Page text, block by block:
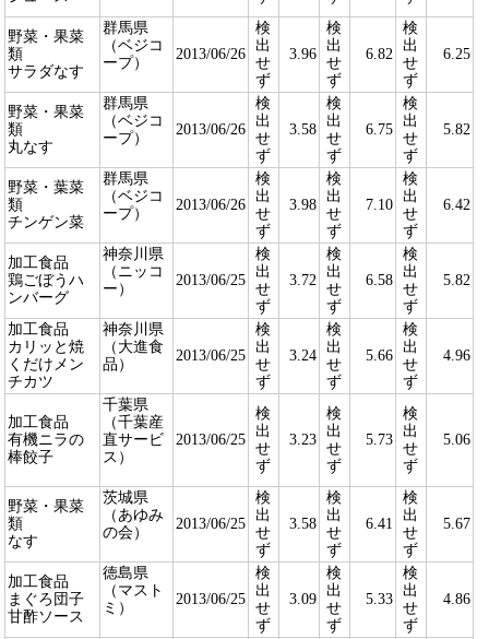
野菜・果菜
類
サラダなす
群馬県
（ベジコ
ープ）
2013/06/26
検
出
せ
ず
3.96
検
出
せ
ず
6.82
検
出
せ
ず
6.25
野菜・果菜
類
丸なす
群馬県
（ベジコ
ープ）
2013/06/26
検
出
せ
ず
3.58
検
出
せ
ず
6.75
検
出
せ
ず
5.82
野菜・葉菜
類
チンゲン菜
群馬県
（ベジコ
ープ）
2013/06/26
検
出
せ
ず
3.98
検
出
せ
ず
7.10
検
出
せ
ず
6.42
加工食品
鶏ごぼうハ
ンバーグ
神奈川県
（ニッコ
ー）
2013/06/25
検
出
せ
ず
3.72
検
出
せ
ず
6.58
検
出
せ
ず
5.82
加工食品
カリッと焼
くだけメン
チカツ
神奈川県
（大進食
品）
2013/06/25
検
出
せ
ず
3.24
検
出
せ
ず
5.66
検
出
せ
ず
4.96
加工食品
有機ニラの
棒餃子
千葉県
（千葉産
直サービ
ス）
2013/06/25
検
出
せ
ず
3.23
検
出
せ
ず
5.73
検
出
せ
ず
5.06
野菜・果菜
類
なす
茨城県
（あゆみ
の会）
2013/06/25
検
出
せ
ず
3.58
検
出
せ
ず
6.41
検
出
せ
ず
5.67
加工食品
まぐろ団子
甘酢ソース
徳島県
（マスト
ミ）
2013/06/25
検
出
せ
ず
3.09
検
出
せ
ず
5.33
検
出
せ
ず
4.86